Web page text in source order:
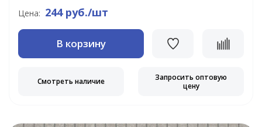
Цена: 244 руб./шт
В корзину
Смотреть наличие
Запросить оптовую
цену